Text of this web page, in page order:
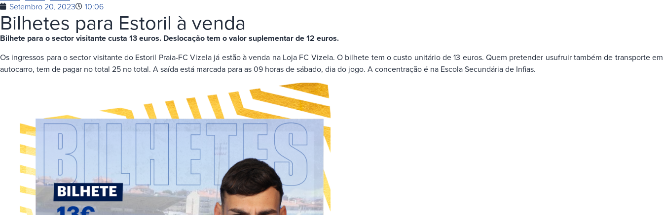
Setembro 20, 2023 10:06
Bilhetes para Estoril à venda
Bilhete para o sector visitante custa 13 euros. Deslocação tem o valor suplementar de 12 euros.
Os ingressos para o sector visitante do Estoril Praia-FC Vizela já estão à venda na Loja FC Vizela. O bilhete tem o custo unitário de 13 euros. Quem pretender usufruir também de transporte em
autocarro, tem de pagar no total 25 no total. A saída está marcada para as 09 horas de sábado, dia do jogo. A concentração é na Escola Secundária de Infias.